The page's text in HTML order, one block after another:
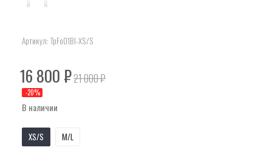
Артикул: TpFo01Bl-XS/S
16 800₽21 000₽
-20%
В наличии
XS/S M/L